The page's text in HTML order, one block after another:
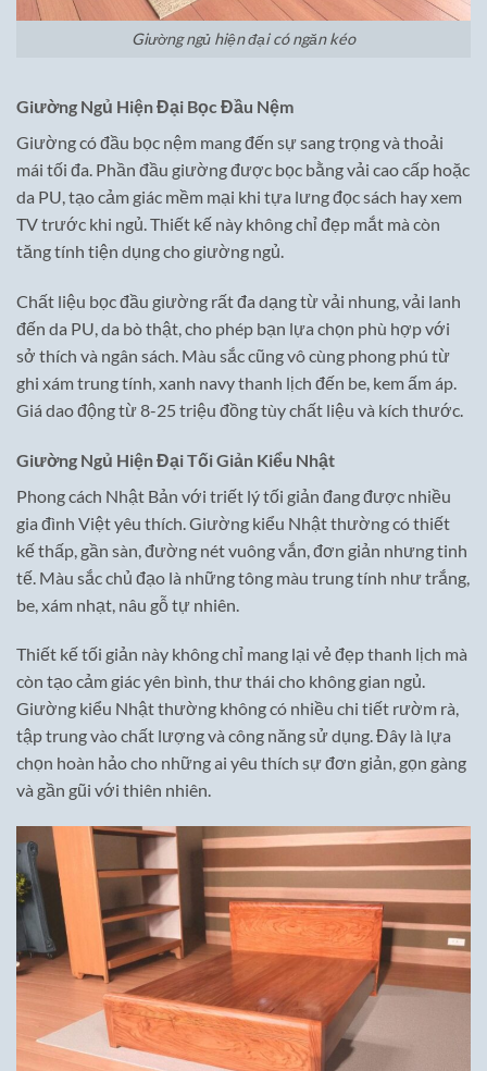
Giường ngủ hiện đại có ngăn kéo
Giường Ngủ Hiện Đại Bọc Đầu Nệm
Giường có đầu bọc nệm mang đến sự sang trọng và thoải
mái tối đa. Phần đầu giường được bọc bằng vải cao cấp hoặc
da PU, tạo cảm giác mềm mại khi tựa lưng đọc sách hay xem
TV trước khi ngủ. Thiết kế này không chỉ đẹp mắt mà còn
tăng tính tiện dụng cho giường ngủ.
Chất liệu bọc đầu giường rất đa dạng từ vải nhung, vải lanh
đến da PU, da bò thật, cho phép bạn lựa chọn phù hợp với
sở thích và ngân sách. Màu sắc cũng vô cùng phong phú từ
ghi xám trung tính, xanh navy thanh lịch đến be, kem ấm áp.
Giá dao động từ 8-25 triệu đồng tùy chất liệu và kích thước.
Giường Ngủ Hiện Đại Tối Giản Kiểu Nhật
Phong cách Nhật Bản với triết lý tối giản đang được nhiều
gia đình Việt yêu thích. Giường kiểu Nhật thường có thiết
kế thấp, gần sàn, đường nét vuông vắn, đơn giản nhưng tinh
tế. Màu sắc chủ đạo là những tông màu trung tính như trắng,
be, xám nhạt, nâu gỗ tự nhiên.
Thiết kế tối giản này không chỉ mang lại vẻ đẹp thanh lịch mà
còn tạo cảm giác yên bình, thư thái cho không gian ngủ.
Giường kiểu Nhật thường không có nhiều chi tiết rườm rà,
tập trung vào chất lượng và công năng sử dụng. Đây là lựa
chọn hoàn hảo cho những ai yêu thích sự đơn giản, gọn gàng
và gần gũi với thiên nhiên.